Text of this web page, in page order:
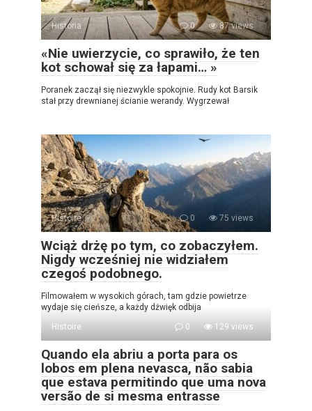
Historia 0 87 views
«Nie uwierzycie, co sprawiło, że ten
kot schował się za łapami… »
Poranek zaczął się niezwykle spokojnie. Rudy kot Barsik
stał przy drewnianej ścianie werandy. Wygrzewał
Histoire 0 75 views
Wciąż drżę po tym, co zobaczyłem.
Nigdy wcześniej nie widziałem
czegoś podobnego.
Filmowałem w wysokich górach, tam gdzie powietrze
wydaje się cieńsze, a każdy dźwięk odbija
Histoire
0 129 views
Quando ela abriu a porta para os
lobos em plena nevasca, não sabia
que estava permitindo que uma nova
versão de si mesma entrasse